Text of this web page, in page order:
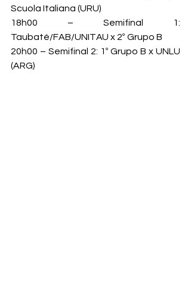
Scuola Italiana (URU)
18h00 – Semifinal 1:
Taubaté/FAB/UNITAU x 2º Grupo B
20h00 – Semifinal 2: 1º Grupo B x UNLU
(ARG)